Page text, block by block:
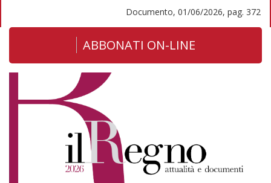
Documento, 01/06/2026, pag. 372
ABBONATI ON-LINE